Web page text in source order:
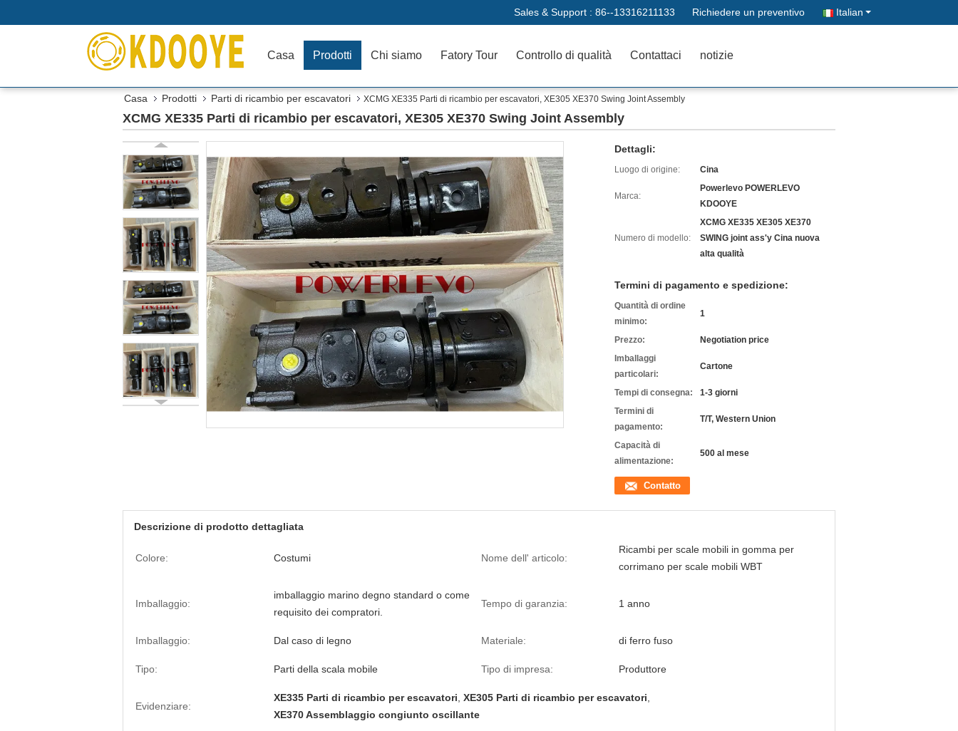
Sales & Support : 86--13316211133 Richiedere un preventivo Italian
Casa Prodotti Chi siamo Fatory Tour Controllo di qualità Contattaci notizie
Casa Prodotti Parti di ricambio per escavatori XCMG XE335 Parti di ricambio per escavatori, XE305 XE370 Swing Joint Assembly
XCMG XE335 Parti di ricambio per escavatori, XE305 XE370 Swing Joint Assembly
Dettagli:
Luogo di origine: Cina
Marca:
Powerlevo POWERLEVO
KDOOYE
Numero di modello:
XCMG XE335 XE305 XE370
SWING joint ass'y Cina nuova
alta qualità
Termini di pagamento e spedizione:
Quantità di ordine
minimo:
1
Prezzo:
Negotiation price
Imballaggi
particolari:
Cartone
Tempi di consegna:
1-3 giorni
Termini di
pagamento:
T/T, Western Union
Capacità di
alimentazione:
500 al mese
Contatto
Descrizione di prodotto dettagliata
Colore: Costumi Nome dell' articolo:
Ricambi per scale mobili in gomma per
corrimano per scale mobili WBT
Imballaggio:
imballaggio marino degno standard o come
requisito dei compratori.
Tempo di garanzia: 1 anno
Imballaggio: Dal caso di legno Materiale: di ferro fuso
Tipo: Parti della scala mobile Tipo di impresa: Produttore
Evidenziare:
XE335 Parti di ricambio per escavatori XE305 Parti di ricambio per escavatori
XE370 Assemblaggio congiunto oscillante